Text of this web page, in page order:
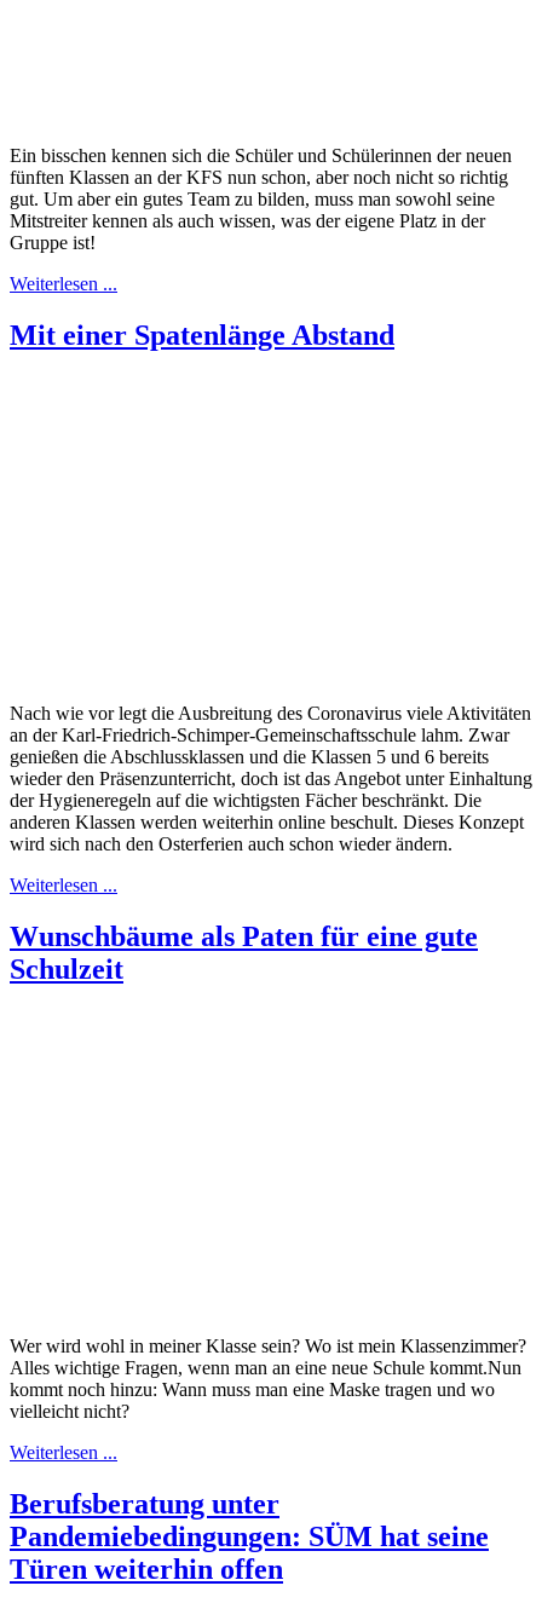
Ein bisschen kennen sich die Schüler und Schülerinnen der neuen
fünften Klassen an der KFS nun schon, aber noch nicht so richtig
gut. Um aber ein gutes Team zu bilden, muss man sowohl seine
Mitstreiter kennen als auch wissen, was der eigene Platz in der
Gruppe ist!
Weiterlesen ...
Mit einer Spatenlänge Abstand
Nach wie vor legt die Ausbreitung des Coronavirus viele Aktivitäten
an der Karl-Friedrich-Schimper-Gemeinschaftsschule lahm. Zwar
genießen die Abschlussklassen und die Klassen 5 und 6 bereits
wieder den Präsenzunterricht, doch ist das Angebot unter Einhaltung
der Hygieneregeln auf die wichtigsten Fächer beschränkt. Die
anderen Klassen werden weiterhin online beschult. Dieses Konzept
wird sich nach den Osterferien auch schon wieder ändern.
Weiterlesen ...
Wunschbäume als Paten für eine gute
Schulzeit
Wer wird wohl in meiner Klasse sein? Wo ist mein Klassenzimmer?
Alles wichtige Fragen, wenn man an eine neue Schule kommt.Nun
kommt noch hinzu: Wann muss man eine Maske tragen und wo
vielleicht nicht?
Weiterlesen ...
Berufsberatung unter
Pandemiebedingungen: SÜM hat seine
Türen weiterhin offen